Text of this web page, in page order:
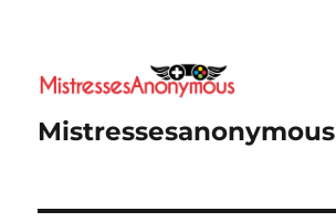
Mistressesanonymous